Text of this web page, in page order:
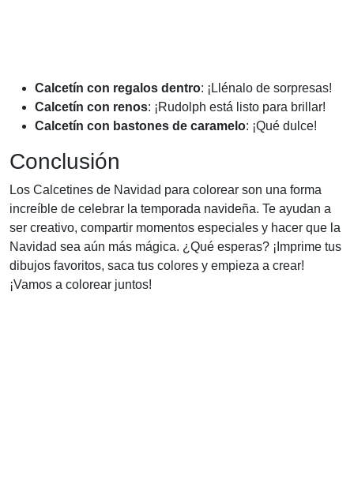
Calcetín con regalos dentro: ¡Llénalo de sorpresas!
Calcetín con renos: ¡Rudolph está listo para brillar!
Calcetín con bastones de caramelo: ¡Qué dulce!
Conclusión
Los Calcetines de Navidad para colorear son una forma
increíble de celebrar la temporada navideña. Te ayudan a
ser creativo, compartir momentos especiales y hacer que la
Navidad sea aún más mágica. ¿Qué esperas? ¡Imprime tus
dibujos favoritos, saca tus colores y empieza a crear!
¡Vamos a colorear juntos!